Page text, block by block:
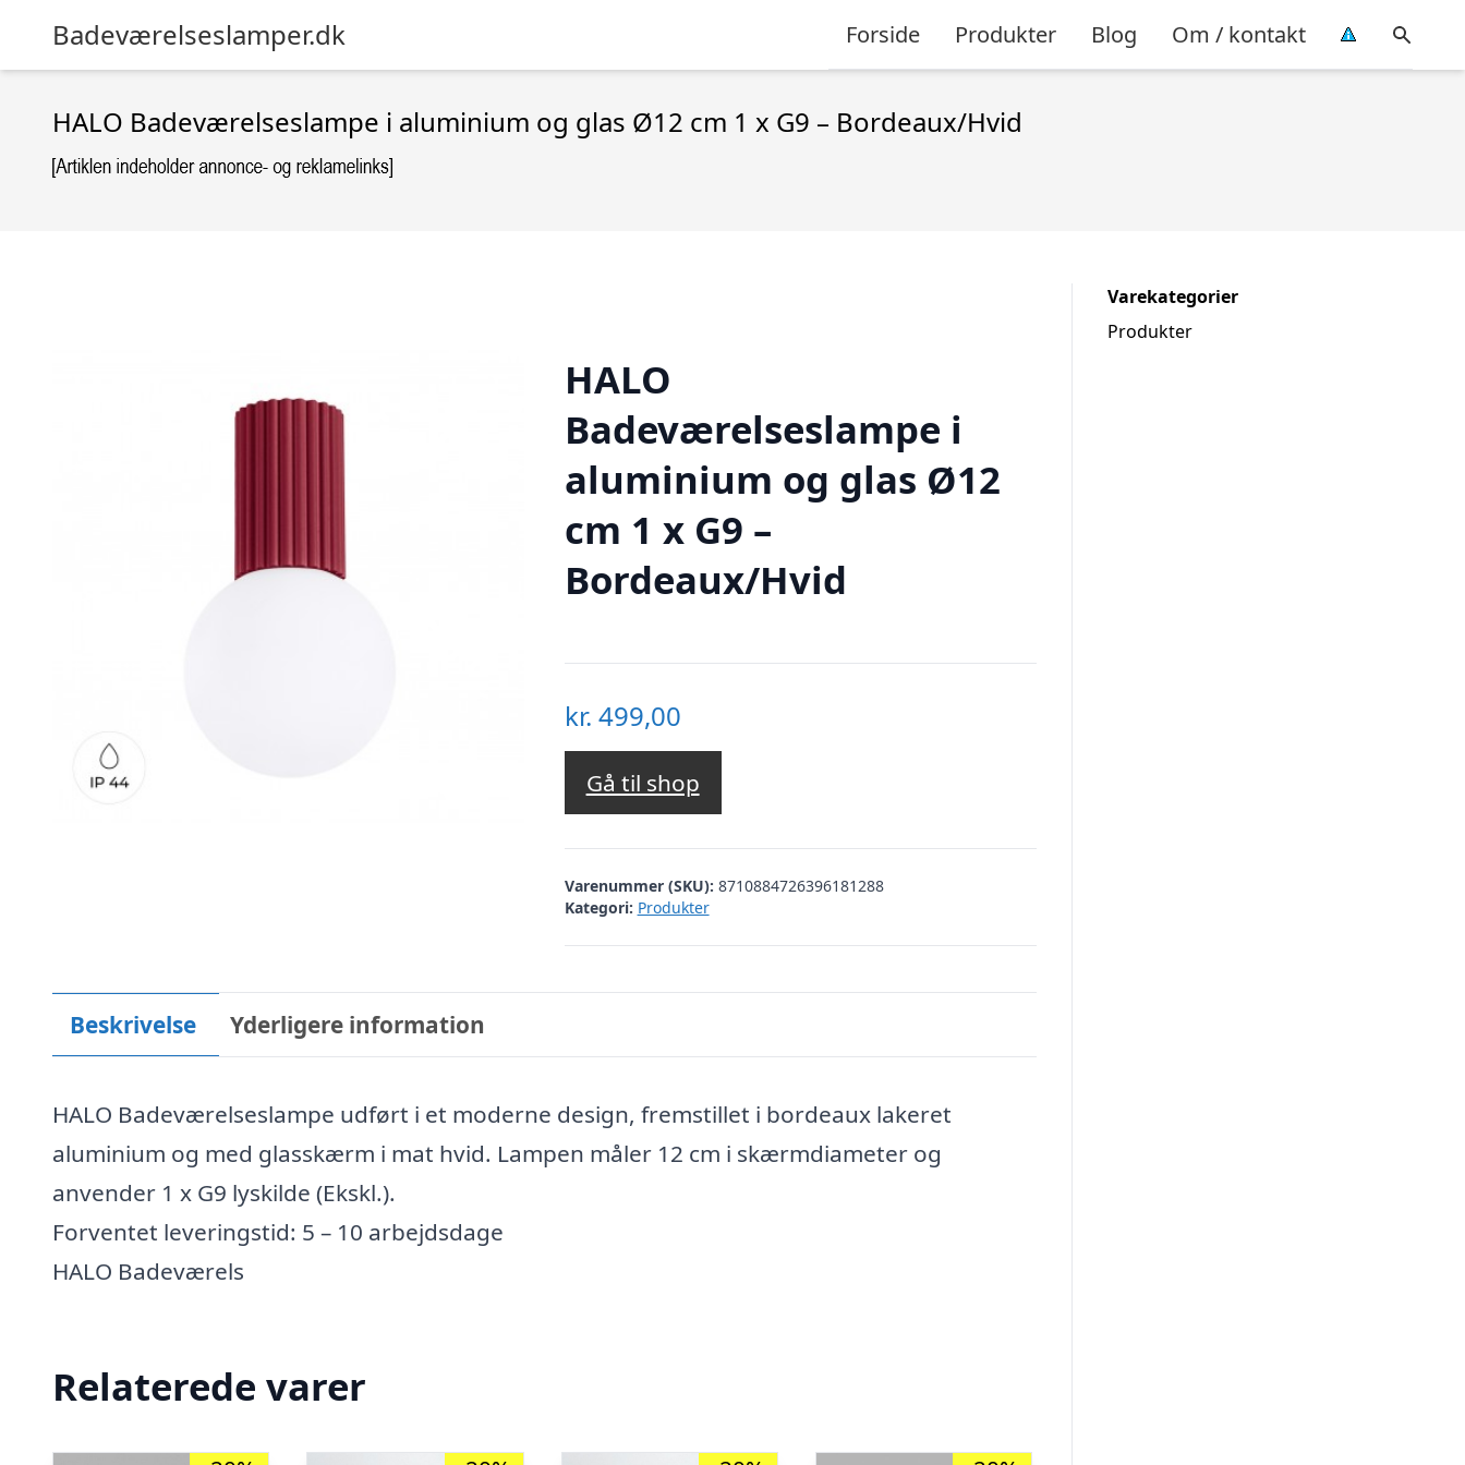
Badeværelseslamper.dk Forside Produkter Blog Om / kontakt
HALO Badeværelseslampe i aluminium og glas Ø12 cm 1 x G9 – Bordeaux/Hvid
HALO
Badeværelseslampe i
aluminium og glas Ø12
cm 1 x G9 –
Bordeaux/Hvid
kr. 499,00
Gå til shop
Varenummer (SKU): 8710884726396181288
Kategori: Produkter
Beskrivelse Yderligere information
HALO Badeværelseslampe udført i et moderne design, fremstillet i bordeaux lakeret
aluminium og med glasskærm i mat hvid. Lampen måler 12 cm i skærmdiameter og
anvender 1 x G9 lyskilde (Ekskl.).
Forventet leveringstid: 5 – 10 arbejdsdage
HALO Badeværels
Relaterede varer
Varekategorier
Produkter